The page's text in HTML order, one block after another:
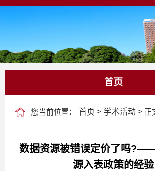
首页
您当前位置： 首页 > 学术活动 > 正
数据资源被错误定价了吗
源入表政策的经验